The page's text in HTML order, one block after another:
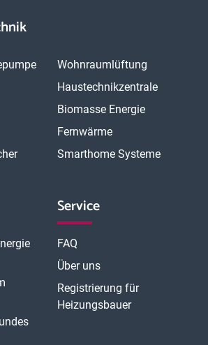
Wohnraumlüftung
Haustechnikzentrale
Biomasse Energie
Fernwärme
Smarthome Systeme
Service
FAQ
Über uns
Registrierung für
Heizungsbauer